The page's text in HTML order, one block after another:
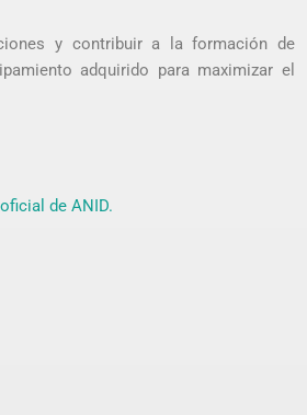
y contribuir a la formación de
adquirido para maximizar el
de ANID.